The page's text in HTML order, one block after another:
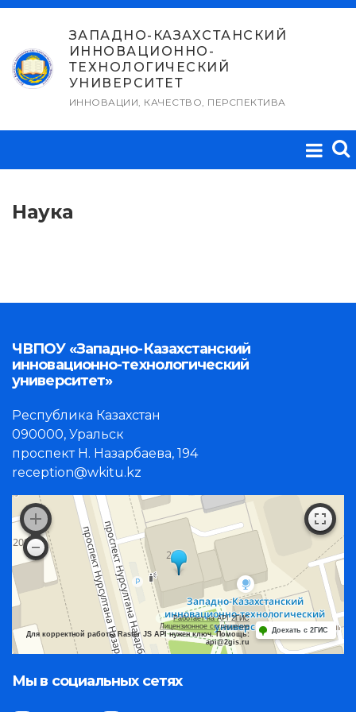
Перейти
содержимому
ЗАПАДНО-КАЗАХСТАНСКИЙ
ИННОВАЦИОННО-
ТЕХНОЛОГИЧЕСКИЙ
УНИВЕРСИТЕТ
ИННОВАЦИИ, КАЧЕСТВО, ПЕРСПЕКТИВА
Наука
ЧВПОУ «Западно-Казахстанский
инновационно-технологический
университет»
Республика Казахстан
090000, Уральск
проспект Н. Назарбаева, 194
reception@wkitu.kz
Работает на API 2ГИС
Лицензионное соглашение
Для корректной работы Raster JS API нужен ключ. Помощь:
api@2gis.ru
Доехать с 2ГИС
Мы в социальных сетях